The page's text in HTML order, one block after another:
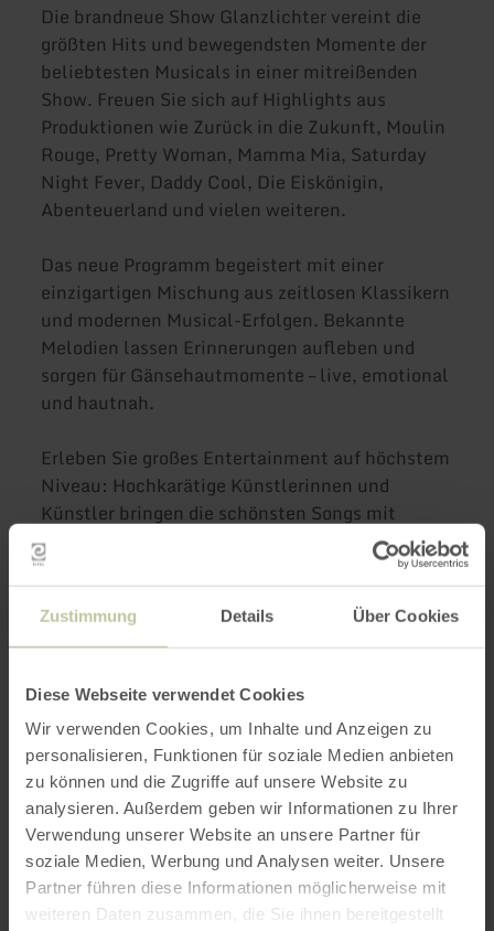
Zustimmung Details Über Cookies
Diese Webseite verwendet Cookies
Wir verwenden Cookies, um Inhalte und Anzeigen zu
personalisieren, Funktionen für soziale Medien anbieten
zu können und die Zugriffe auf unsere Website zu
analysieren. Außerdem geben wir Informationen zu Ihrer
Verwendung unserer Website an unsere Partner für
soziale Medien, Werbung und Analysen weiter. Unsere
Partner führen diese Informationen möglicherweise mit
weiteren Daten zusammen, die Sie ihnen bereitgestellt
Die brandneue Show Glanzlichter vereint die
größten Hits und bewegendsten Momente der
beliebtesten Musicals in einer mitreißenden
Show. Freuen Sie sich auf Highlights aus
Produktionen wie Zurück in die Zukunft, Moulin
Rouge, Pretty Woman, Mamma Mia, Saturday
Night Fever, Daddy Cool, Die Eiskönigin,
Abenteuerland und vielen weiteren.
Das neue Programm begeistert mit einer
einzigartigen Mischung aus zeitlosen Klassikern
und modernen Musical-Erfolgen. Bekannte
Melodien lassen Erinnerungen aufleben und
sorgen für Gänsehautmomente – live, emotional
und hautnah.
Erleben Sie großes Entertainment auf höchstem
Niveau: Hochkarätige Künstlerinnen und
Künstler bringen die schönsten Songs mit
Leidenschaft und Ausdruckskraft auf die Bühne.
Begleitet von einer siebenköpfigen Live-Band
entsteht der einmalige Sound, der das Publikum
von der ersten Minute an in seinen Bann zieht.
gefühlvolle Balladen oder dramatische
Aigenblicke – diese Show bietet für jeden
Musicalfan das passende Highlight. Prächtige
Kostüme, eindrucksvolle Stimmen und eine
energiegeladene Bühnenperformance machen
den Abend zu einem Fest für alle Sinne.
Musical Magics – Glanzlichter ist mehr als eine